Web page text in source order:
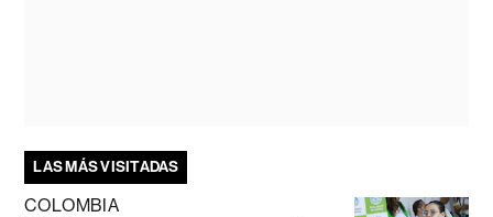
LAS MÁS VISITADAS
COLOMBIA